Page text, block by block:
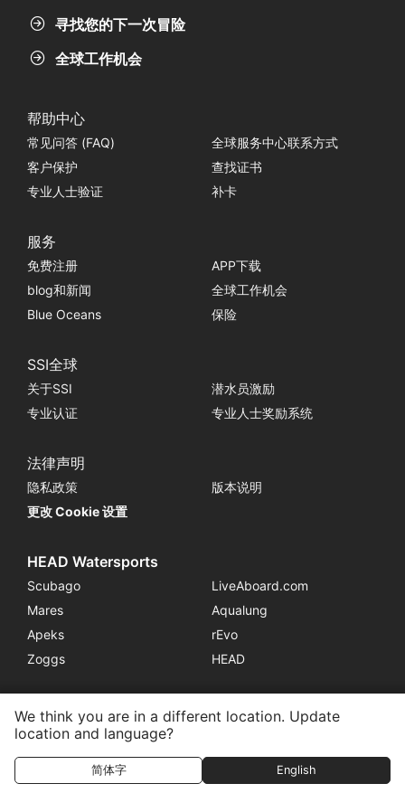
隶属于培训中心 联系方式
寻找您的下一次冒险
全球工作机会
帮助中心
常见问答 (FAQ)
全球服务中心联系方式
客户保护
查找证书
专业人士验证
补卡
服务
免费注册
APP下载
blog和新闻
全球工作机会
Blue Oceans
保险
SSI全球
关于SSI
潜水员激励
专业认证
专业人士奖励系统
法律声明
隐私政策
版本说明
更改 Cookie 设置
HEAD Watersports
Scubago
LiveAboard.com
Mares
Aqualung
Apeks
rEvo
Zoggs
HEAD
We think you are in a different location. Update
location and language?
简体字 English